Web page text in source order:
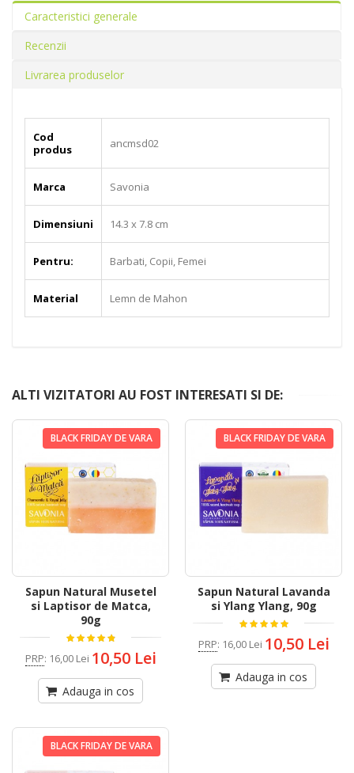
Caracteristici generale
Recenzii
Livrarea produselor
Cod
produs
ancmsd02
Marca Savonia
Dimensiuni 14.3 x 7.8 cm
Pentru: Barbati, Copii, Femei
Material Lemn de Mahon
ALTI VIZITATORI AU FOST INTERESATI SI DE:
BLACK FRIDAY DE VARA
Sapun Natural Musetel
si Laptisor de Matca,
90g
PRP: 16,00 Lei 10,50 Lei
Adauga in cos
BLACK FRIDAY DE VARA
Sapun Natural Lavanda
si Ylang Ylang, 90g
PRP: 16,00 Lei 10,50 Lei
Adauga in cos
BLACK FRIDAY DE VARA